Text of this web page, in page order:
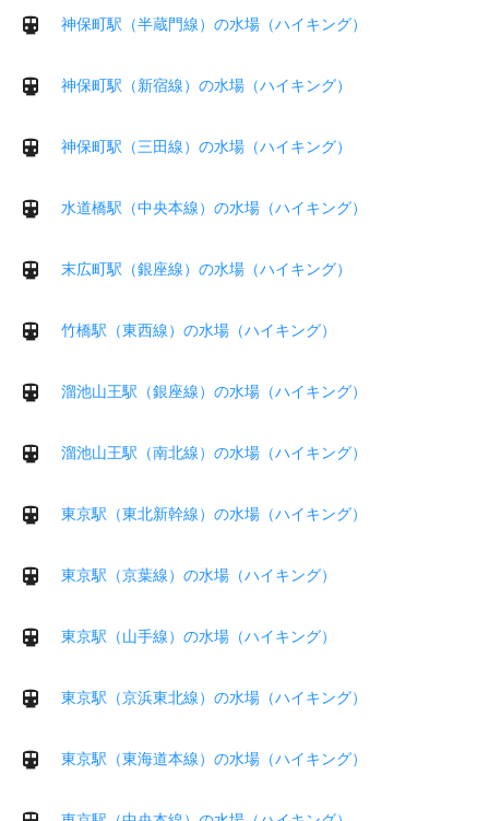
神保町駅（半蔵門線）の水場（ハイキング）
神保町駅（新宿線）の水場（ハイキング）
神保町駅（三田線）の水場（ハイキング）
水道橋駅（中央本線）の水場（ハイキング）
末広町駅（銀座線）の水場（ハイキング）
竹橋駅（東西線）の水場（ハイキング）
溜池山王駅（銀座線）の水場（ハイキング）
溜池山王駅（南北線）の水場（ハイキング）
東京駅（東北新幹線）の水場（ハイキング）
東京駅（京葉線）の水場（ハイキング）
東京駅（山手線）の水場（ハイキング）
東京駅（京浜東北線）の水場（ハイキング）
東京駅（東海道本線）の水場（ハイキング）